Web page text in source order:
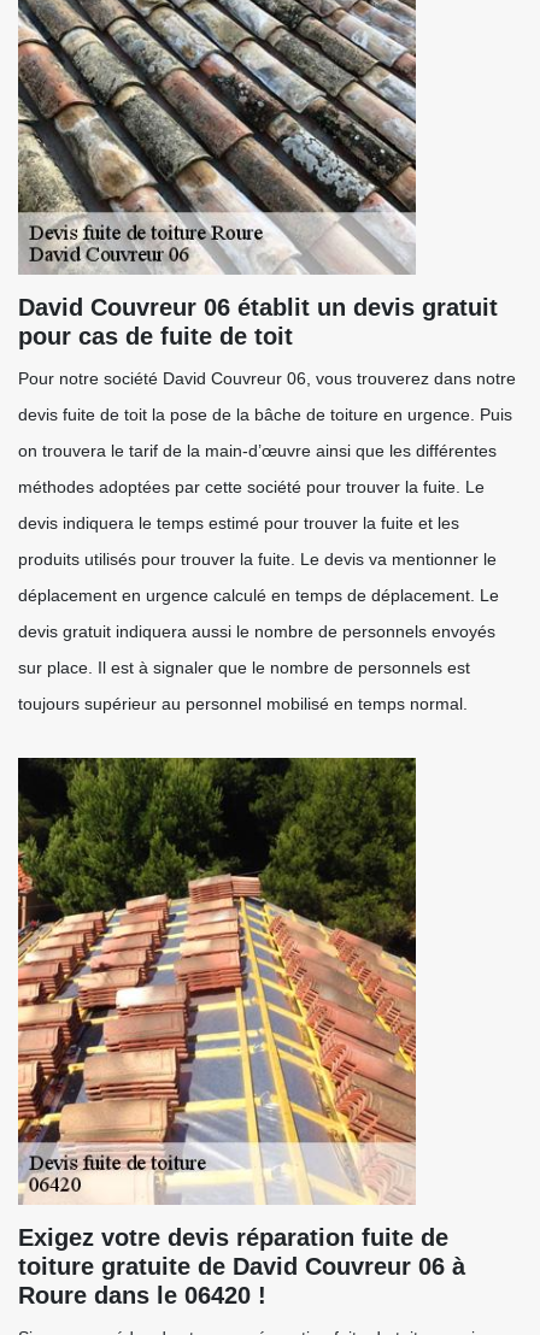
David Couvreur 06 établit un devis gratuit
pour cas de fuite de toit
Pour notre société David Couvreur 06, vous trouverez dans notre
devis fuite de toit la pose de la bâche de toiture en urgence. Puis
on trouvera le tarif de la main-d’œuvre ainsi que les différentes
méthodes adoptées par cette société pour trouver la fuite. Le
devis indiquera le temps estimé pour trouver la fuite et les
produits utilisés pour trouver la fuite. Le devis va mentionner le
déplacement en urgence calculé en temps de déplacement. Le
devis gratuit indiquera aussi le nombre de personnels envoyés
sur place. Il est à signaler que le nombre de personnels est
toujours supérieur au personnel mobilisé en temps normal.
Exigez votre devis réparation fuite de
toiture gratuite de David Couvreur 06 à
Roure dans le 06420 !